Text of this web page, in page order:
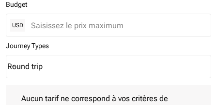
Budget
USD
Journey Types
Journey Types option Round trip Selected
Round trip
keyboard_arrow_down
Aucun tarif ne correspond à vos critères de